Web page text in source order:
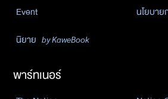
Event
นโยบา
นิยาย by KaweBook
พาร์ทเนอร์